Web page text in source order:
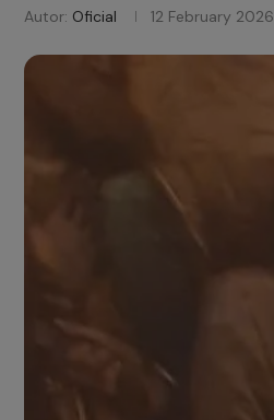
Autor: Oficial 12 February 2026